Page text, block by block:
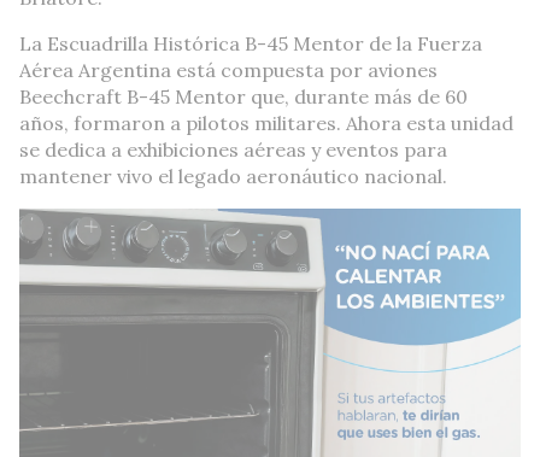
La Escuadrilla Histórica B-45 Mentor de la Fuerza
Aérea Argentina está compuesta por aviones
Beechcraft B-45 Mentor que, durante más de 60
años, formaron a pilotos militares. Ahora esta unidad
se dedica a exhibiciones aéreas y eventos para
mantener vivo el legado aeronáutico nacional.